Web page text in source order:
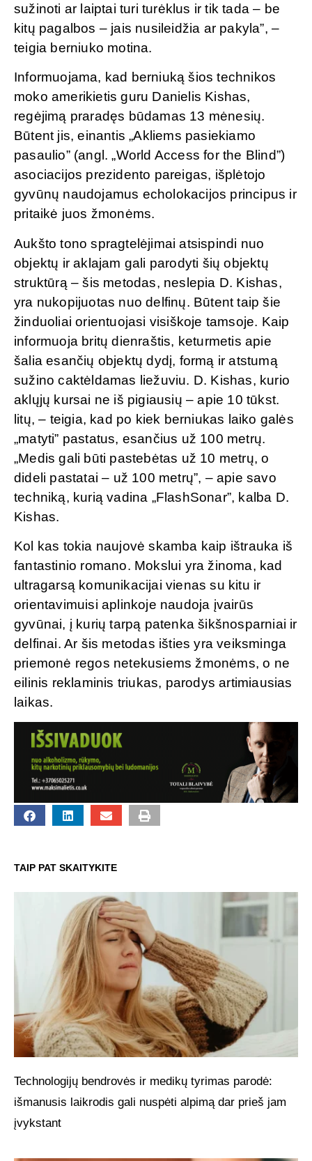
sužinoti ar laiptai turi turėklus ir tik tada – be
kitų pagalbos – jais nusileidžia ar pakyla”, –
teigia berniuko motina.
Informuojama, kad berniuką šios technikos
moko amerikietis guru Danielis Kishas,
regėjimą praradęs būdamas 13 mėnesių.
Būtent jis, einantis „Akliems pasiekiamo
pasaulio” (angl. „World Access for the Blind”)
asociacijos prezidento pareigas, išplėtojo
gyvūnų naudojamus echolokacijos principus ir
pritaikė juos žmonėms.
Aukšto tono spragtelėjimai atsispindi nuo
objektų ir aklajam gali parodyti šių objektų
struktūrą – šis metodas, neslepia D. Kishas,
yra nukopijuotas nuo delfinų. Būtent taip šie
žinduoliai orientuojasi visiškoje tamsoje. Kaip
informuoja britų dienraštis, keturmetis apie
šalia esančių objektų dydį, formą ir atstumą
sužino caktėldamas liežuviu. D. Kishas, kurio
aklųjų kursai ne iš pigiausių – apie 10 tūkst.
litų, – teigia, kad po kiek berniukas laiko galės
„matyti” pastatus, esančius už 100 metrų.
„Medis gali būti pastebėtas už 10 metrų, o
dideli pastatai – už 100 metrų”, – apie savo
techniką, kurią vadina „FlashSonar”, kalba D.
Kishas.
Kol kas tokia naujovė skamba kaip ištrauka iš
fantastinio romano. Mokslui yra žinoma, kad
ultragarsą komunikacijai vienas su kitu ir
orientavimuisi aplinkoje naudoja įvairūs
gyvūnai, į kurių tarpą patenka šikšnosparniai ir
delfinai. Ar šis metodas išties yra veiksminga
priemonė regos netekusiems žmonėms, o ne
eilinis reklaminis triukas, parodys artimiausias
laikas.
TAIP PAT SKAITYKITE
Technologijų bendrovės ir medikų tyrimas parodė:
išmanusis laikrodis gali nuspėti alpimą dar prieš jam
įvykstant